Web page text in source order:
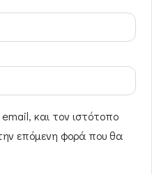
και τον ιστότοπο
επόμενη φορά που θα